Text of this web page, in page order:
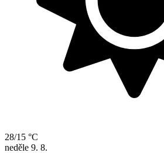
28/15 °C
neděle 9. 8.